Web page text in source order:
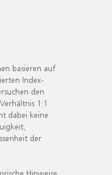
basieren auf
Index-
den
1:1
dabei keine
der